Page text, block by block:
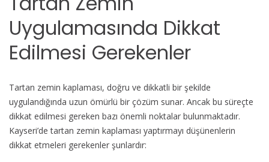
Uygulamasında Dikkat
Edilmesi Gerekenler
Tartan zemin kaplaması, doğru ve dikkatli bir şekilde
uygulandığında uzun ömürlü bir çözüm sunar. Ancak bu süreçte
dikkat edilmesi gereken bazı önemli noktalar bulunmaktadır.
Kayseri’de tartan zemin kaplaması yaptırmayı düşünenlerin
dikkat etmeleri gerekenler şunlardır: